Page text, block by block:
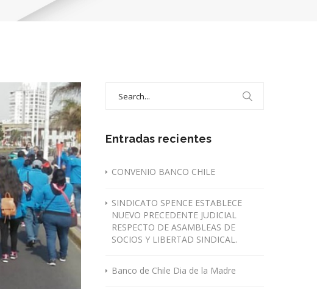
Entradas recientes
CONVENIO BANCO CHILE
SINDICATO SPENCE ESTABLECE
NUEVO PRECEDENTE JUDICIAL
RESPECTO DE ASAMBLEAS DE
SOCIOS Y LIBERTAD SINDICAL.
Banco de Chile Dia de la Madre